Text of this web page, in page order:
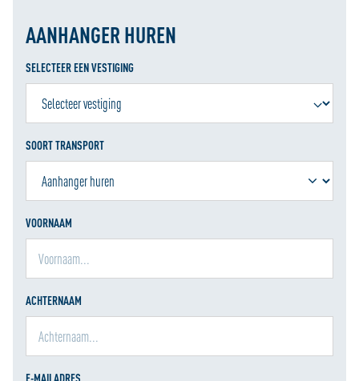
AANHANGER HUREN
SELECTEER EEN VESTIGING
SOORT TRANSPORT
VOORNAAM
ACHTERNAAM
E-MAILADRES